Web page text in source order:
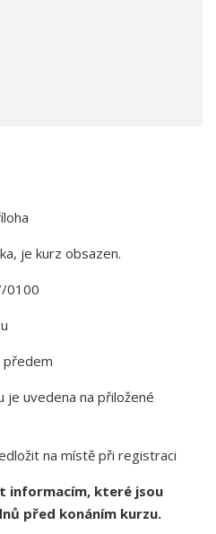
je kurz obsazen.
0100
předem
je uvedena na přiložené
na místě při registraci
informacím, které jsou
před konáním kurzu.